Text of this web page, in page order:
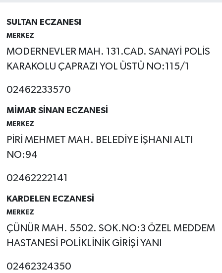
SULTAN ECZANESI
MERKEZ
MODERNEVLER MAH. 131.CAD. SANAYİ POLİS
KARAKOLU ÇAPRAZI YOL ÜSTÜ NO:115/1
02462233570
MİMAR SİNAN ECZANESİ
MERKEZ
PİRİ MEHMET MAH. BELEDİYE İŞHANI ALTI
NO:94
02462222141
KARDELEN ECZANESİ
MERKEZ
ÇÜNÜR MAH. 5502. SOK.NO:3 ÖZEL MEDDEM
HASTANESİ POLİKLİNİK GİRİŞİ YANI
02462324350
POLİTİKA
RESMİ İLANLAR
SAĞLIK
Tarihi Yapılarımız
Türkiye
Yerel
İletişim
Künye